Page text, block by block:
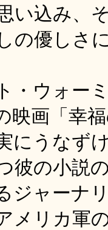
い込み、
の優しさ
・ウォー
映画「幸
にうなず
彼の小説
ジャーナ
メリカ軍